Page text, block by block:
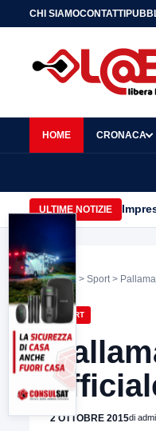
CHI SIAMOCONTATTI
HOME CRONACA
ULTIME NOTIZIE
Home > Sport>
SPORT
2 OTTOBRE 2015di